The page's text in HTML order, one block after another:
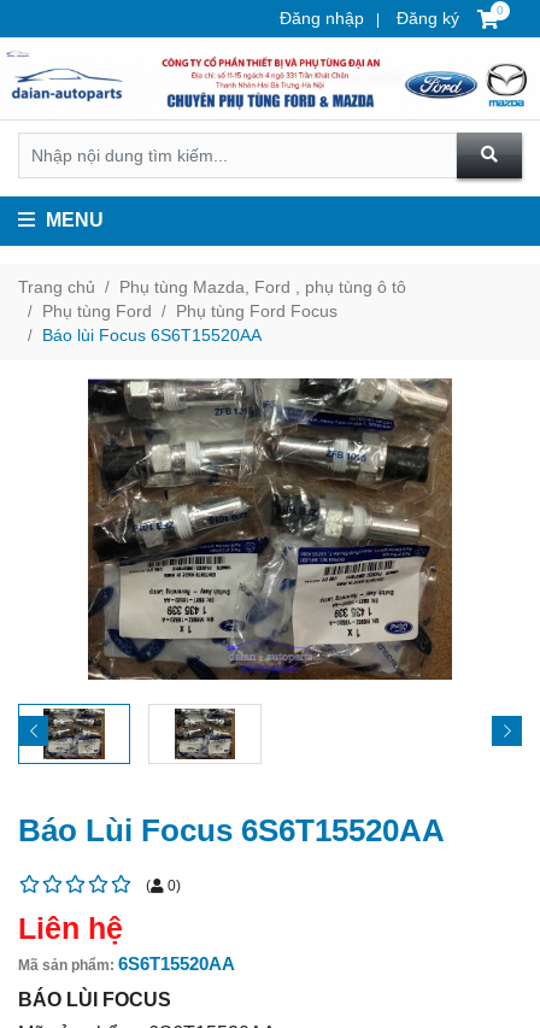
Đăng nhập Đăng ký 0
MENU
Trang chủ
Phụ tùng Mazda, Ford , phụ tùng ô tô
Phụ tùng Ford
Phụ tùng Ford Focus
Báo lùi Focus 6S6T15520AA
Báo Lùi Focus 6S6T15520AA
( 0)
Liên hệ
Mã sản phẩm: 6S6T15520AA
BÁO LÙI FOCUS